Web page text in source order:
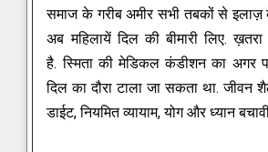
समाज के गरीब अमीर सभी तबकों से
अब महिलायें दिल की बीमारी लिए.
है.स्मिता की मेडिकल कंडीशन का अगर
दिल का दौरा टाला जा सकता था.जीवन
डाईट, नियमित व्यायाम, योग और ध्यान